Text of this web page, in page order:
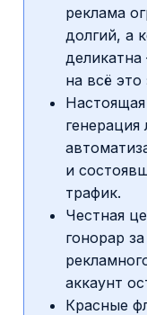
реклама
долгий, а
на всё
и
трафик.
Честная
гонорар
аккаунт
Красные